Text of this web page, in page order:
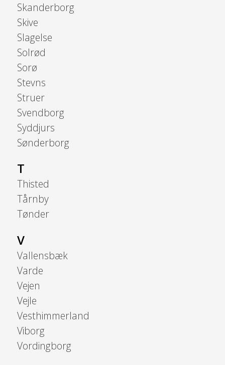
Skanderborg
Skive
Slagelse
Solrød
Sorø
Stevns
Struer
Svendborg
Syddjurs
Sønderborg
T
Thisted
Tårnby
Tønder
V
Vallensbæk
Varde
Vejen
Vejle
Vesthimmerland
Viborg
Vordingborg